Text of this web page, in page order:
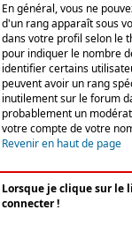
En général, vous ne
d'un rang apparaît sous
dans votre profil selon le
pour indiquer le nombre
identifier certains
peuvent avoir un rang
inutilement sur le forum
probablement un
votre compte de votre
Revenir en haut de page
Lorsque je clique sur le
connecter !